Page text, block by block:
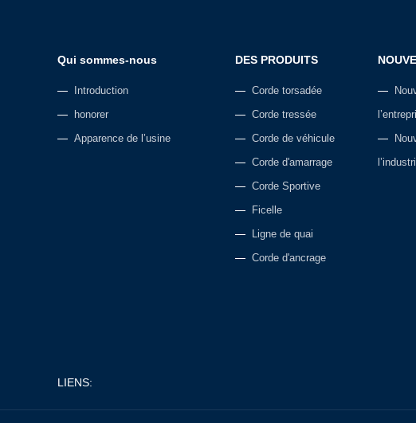
Qui sommes-nous
Introduction
honorer
Apparence de l’usine
DES PRODUITS
Corde torsadée
Corde tressée
Corde de véhicule
Corde d'amarrage
Corde Sportive
Ficelle
Ligne de quai
Corde d'ancrage
LIENS: